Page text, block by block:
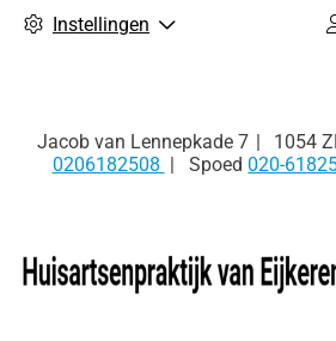
Instellingen
Jacob van Lennepkade 7 1054
0206182508
Spoed 020-